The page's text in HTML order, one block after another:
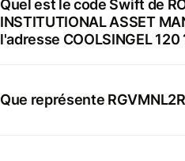
Quel est le code Swift de
INSTITUTIONAL ASSET
l'adresse COOLSINGEL 120
Que représente